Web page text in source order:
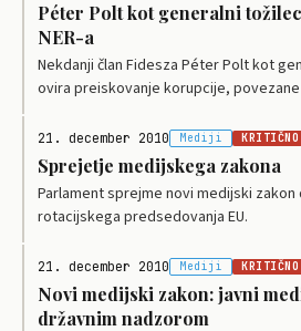
Péter Polt kot generalni
NER-a
Nekdanji član Fidesza Péter Polt kot
ovira preiskovanje korupcije,
21. december 2010 Mediji KRITIČNO
Sprejetje medijskega zakona
Parlament sprejme novi medijski
rotacijskega predsedovanja EU.
21. december 2010 Mediji KRITIČNO
Novi medijski zakon: javni
državnim nadzorom